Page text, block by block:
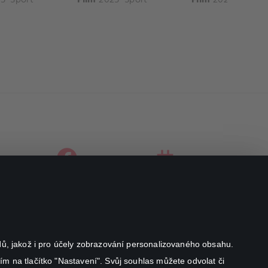
jakož i pro účely zobrazování personalizovaného obsahu.
na tlačítko "Nastavení". Svůj souhlas můžete odvolat či
facebookinstagram